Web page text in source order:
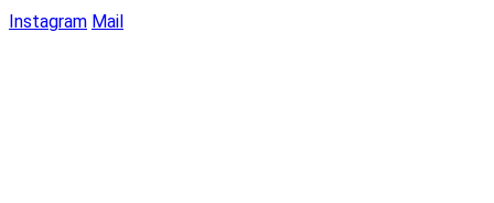
Instagram Mail